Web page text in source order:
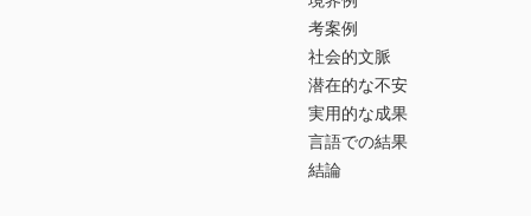
考案例
社会的文脈
潜在的な不安
実用的な成果
言語での結果
結論